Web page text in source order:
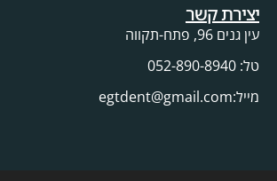
יצירת קשר
עין גנים 96, פתח-תקווה
טל: 052-890-8940
מייל:egtdent@gmail.com